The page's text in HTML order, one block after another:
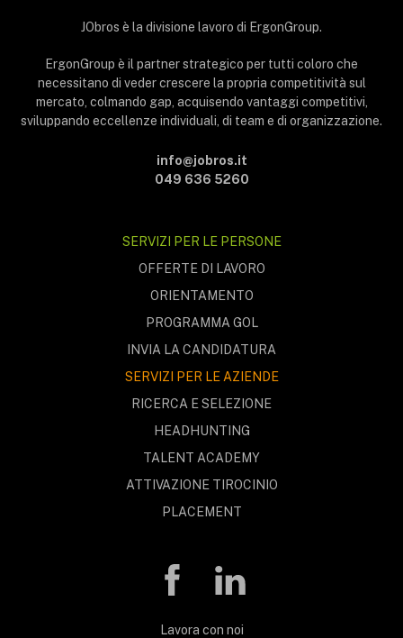
JObros è la divisione lavoro di ErgonGroup.
ErgonGroup è il partner strategico per tutti coloro che
necessitano di veder crescere la propria competitività sul
mercato, colmando gap, acquisendo vantaggi competitivi,
sviluppando eccellenze individuali, di team e di organizzazione.
info@jobros.it
049 636 5260
SERVIZI PER LE PERSONE
OFFERTE DI LAVORO
ORIENTAMENTO
PROGRAMMA GOL
INVIA LA CANDIDATURA
SERVIZI PER LE AZIENDE
RICERCA E SELEZIONE
HEADHUNTING
TALENT ACADEMY
ATTIVAZIONE TIROCINIO
PLACEMENT
Lavora con noi